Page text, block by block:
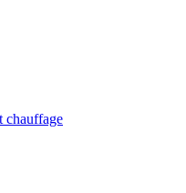
chauffage